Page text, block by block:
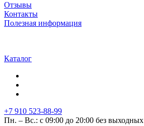
Отзывы
Контакты
Полезная информация
Каталог
+7 910 523-88-99
Пн. – Вс.: с 09:00 до 20:00 без выходных